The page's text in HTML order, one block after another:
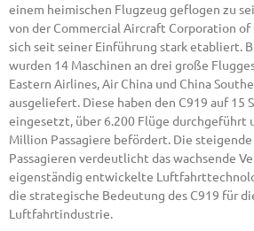
einem heimischen Flugzeug geflogen zu
von der Commercial Aircraft Corporation of
sich seit seiner Einführung stark etabliert.
wurden 14 Maschinen an drei große
Eastern Airlines, Air China und China
ausgeliefert. Diese haben den C919 auf 15
eingesetzt, über 6.200 Flüge durchgeführt
Million Passagiere befördert. Die steigende
Passagieren verdeutlicht das wachsende
eigenständig entwickelte
die strategische Bedeutung des C919 für
Luftfahrtindustrie.